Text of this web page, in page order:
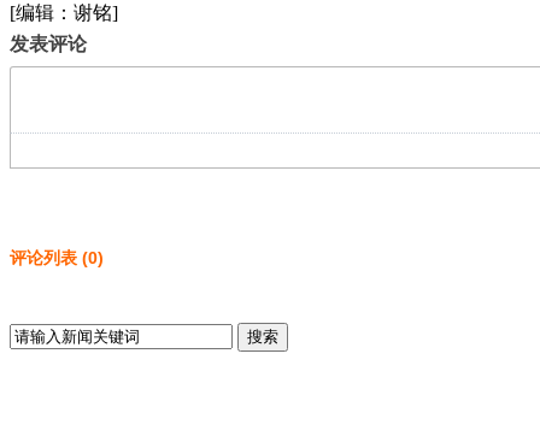
[编辑：谢铭]
发表评论
评论列表 (0)